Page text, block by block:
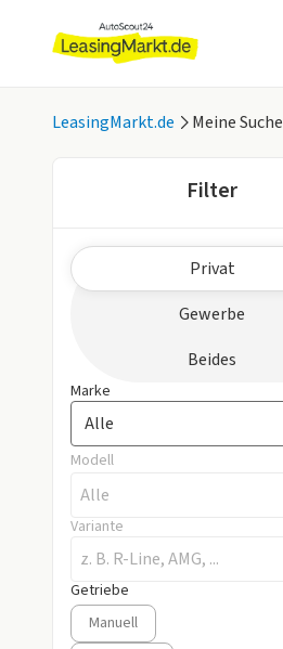
LeasingMarkt.de Meine Suche
Filter
Zielgruppe
Privat
Gewerbe
Beides
Marke
Modell
Alle
Variante
Getriebe
Getriebe auswählen
Manuell